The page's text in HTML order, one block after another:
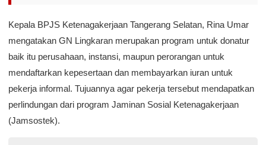
Kepala BPJS Ketenagakerjaan Tangerang Selatan, Rina Umar
mengatakan GN Lingkaran merupakan program untuk donatur
baik itu perusahaan, instansi, maupun perorangan untuk
mendaftarkan kepesertaan dan membayarkan iuran untuk
pekerja informal. Tujuannya agar pekerja tersebut mendapatkan
perlindungan dari program Jaminan Sosial Ketenagakerjaan
(Jamsostek).